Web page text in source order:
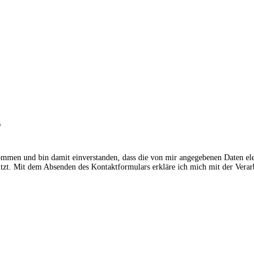
und bin damit einverstanden, dass die von mir angegebenen Daten
Mit dem Absenden des Kontaktformulars erkläre ich mich mit der